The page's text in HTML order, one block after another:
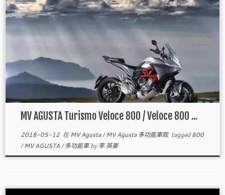
MV AGUSTA Turismo Veloce 800 / Veloce 800 ...
2018-05-12在MV Agusta/MV Agusta 多功能車款 tagged800
/MV AGUSTA/多功能車by李 英豪